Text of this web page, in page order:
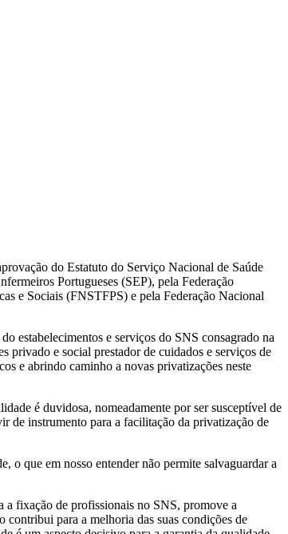
do Estatuto do Serviço Nacional de Saúde
Portugueses (SEP), pela Federação
e Sociais (FNSTFPS) e pela Federação Nacional
estabelecimentos e serviços do SNS consagrado na
privado e social prestador de cuidados e serviços de
e abrindo caminho a novas privatizações neste
é duvidosa, nomeadamente por ser susceptível de
de instrumento para a facilitação da privatização de
o que em nosso entender não permite salvaguardar a
a fixação de profissionais no SNS, promove a
contribui para a melhoria das suas condições de